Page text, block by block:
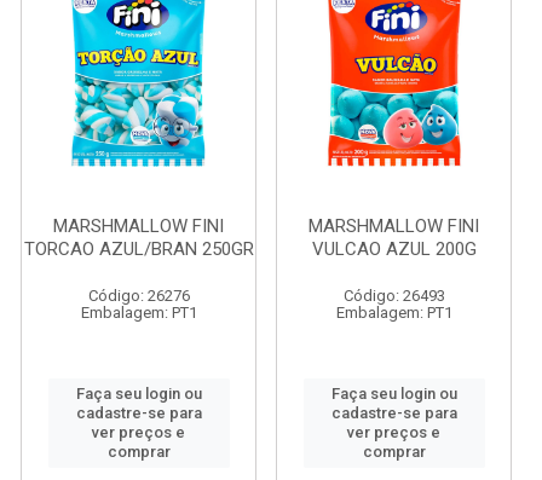
MARSHMALLOW FINI
TORCAO AZUL/BRAN 250GR
Código: 26276
Embalagem: PT1
Faça seu login ou
cadastre-se para
ver preços e
comprar
MARSHMALLOW FINI
VULCAO AZUL 200G
Código: 26493
Embalagem: PT1
Faça seu login ou
cadastre-se para
ver preços e
comprar